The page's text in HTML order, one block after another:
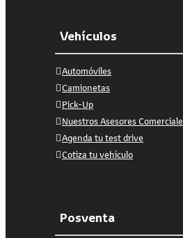
Vehículos
Automóviles
Camionetas
Pick-Up
Nuestros Asesores
Agenda tu test drive
Cotiza tu vehículo
Posventa